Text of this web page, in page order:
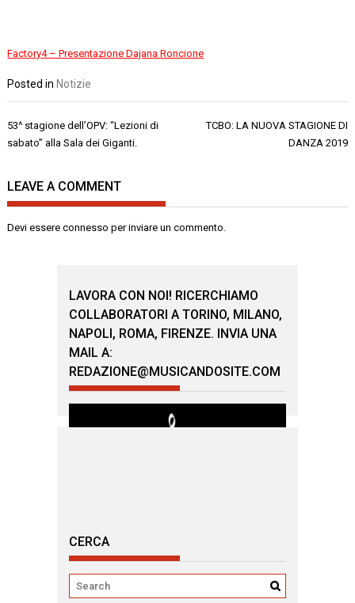
Factory4 – Presentazione Dajana Roncione
Posted in Notizie
Navigazione
articoli
53^ stagione dell’OPV: “Lezioni di
sabato” alla Sala dei Giganti.
TCBO: LA NUOVA STAGIONE DI
DANZA 2019
LEAVE A COMMENT
Devi essereconnesso per inviare un commento.
LAVORA CON NOI! RICERCHIAMO
COLLABORATORI A TORINO, MILANO,
NAPOLI, ROMA, FIRENZE. INVIA UNA
MAIL A:
REDAZIONE@MUSICANDOSITE.COM
CERCA